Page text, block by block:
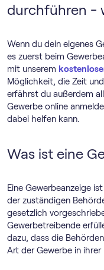
durchführen -
Wenn du dein eigenes
es zuerst beim
mit unserem
Möglichkeit, die Zeit
erfährst du außerdem
Gewerbe online
dabei helfen kann.
Was ist eine
Eine Gewerbeanzeige
der zuständigen
gesetzlich
Gewerbetreibende
dazu, dass die
Art der Gewerbe in ihrer